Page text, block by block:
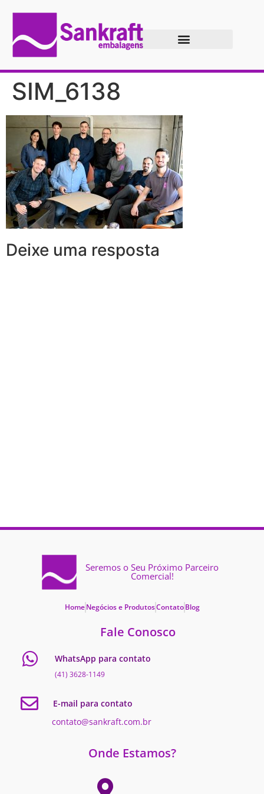
SIM_6138
Deixe uma resposta
Seremos o Seu Próximo Parceiro
Comercial!
Home Negócios e ProdutosContato Blog
Fale Conosco
WhatsApp para contato
(41) 3628-1149
E-mail para contato
contato@sankraft.com.br
Onde Estamos?